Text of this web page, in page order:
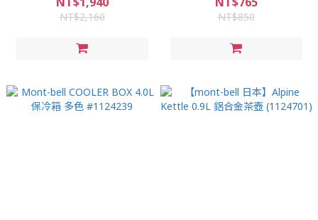
NT$2,160 NT$850